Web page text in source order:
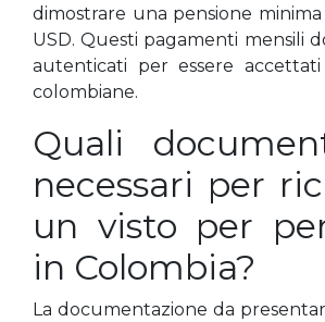
dimostrare una pensione
USD. Questi pagamenti mensili
autenticati per essere
colombiane.
Quali
necessari per
un visto per
in Colombia?
La documentazione da